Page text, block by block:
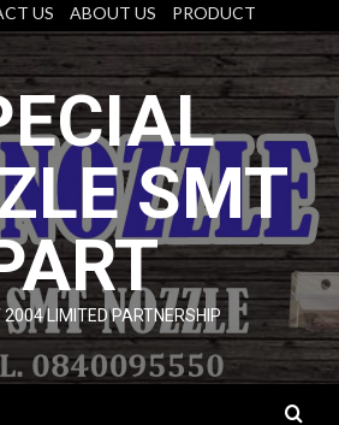
US ABOUT US PRODUCT
SMT
LIMITED PARTNERSHIP